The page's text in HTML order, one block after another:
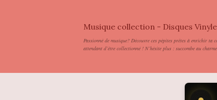
Musique collection - Disques
Passionné de musique? Découvre ces pépites prêtes à enrichir
attendant d’être collectionné ! N’hésite plus : succombe au